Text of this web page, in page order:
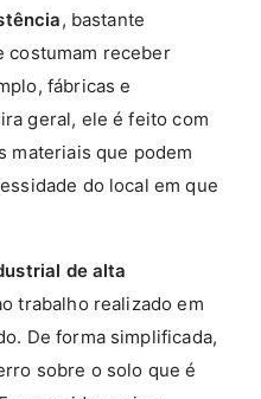
, bastante
costumam receber
fábricas e
geral, ele é feito com
materiais que podem
do local em que
de alta
trabalho realizado em
De forma simplificada,
sobre o solo que é